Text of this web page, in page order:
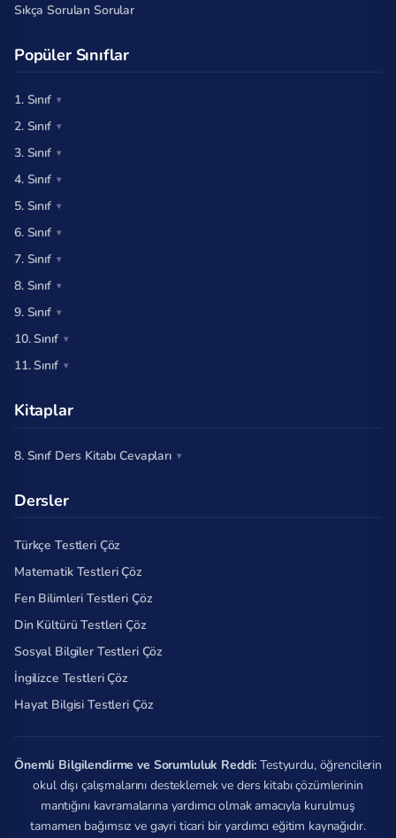
Sıkça Sorulan Sorular
Popüler Sınıflar
1. Sınıf
2. Sınıf
3. Sınıf
4. Sınıf
5. Sınıf
6. Sınıf
7. Sınıf
8. Sınıf
9. Sınıf
10. Sınıf
11. Sınıf
Kitaplar
8. Sınıf Ders Kitabı Cevapları
Dersler
Türkçe Testleri Çöz
Matematik Testleri Çöz
Fen Bilimleri Testleri Çöz
Din Kültürü Testleri Çöz
Sosyal Bilgiler Testleri Çöz
İngilizce Testleri Çöz
Hayat Bilgisi Testleri Çöz
Önemli Bilgilendirme ve Sorumluluk Reddi: Testyurdu, öğrencilerin
okul dışı çalışmalarını desteklemek ve ders kitabı çözümlerinin
mantığını kavramalarına yardımcı olmak amacıyla kurulmuş
tamamen bağımsız ve gayri ticari bir yardımcı eğitim kaynağıdır.